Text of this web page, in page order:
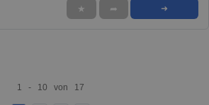
★ ➦ ➜
1 - 10 von 17